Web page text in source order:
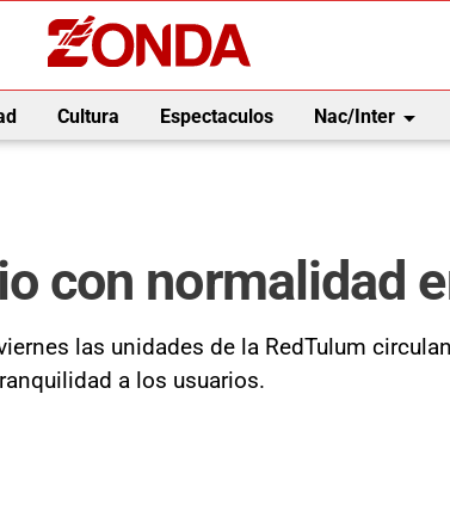
Cultura Espectaculos Nac/Interarrow_drop_down
con normalidad
las unidades de la RedTulum
a los usuarios.